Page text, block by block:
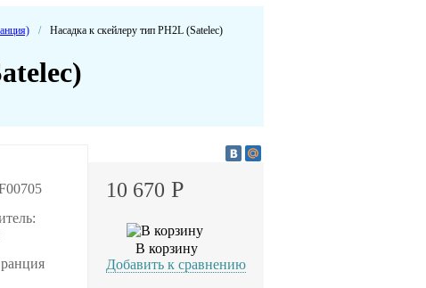
/ Насадка к скейлеру тип PH2L (Satelec)
10 670 Р
В корзину
Добавить к сравнению